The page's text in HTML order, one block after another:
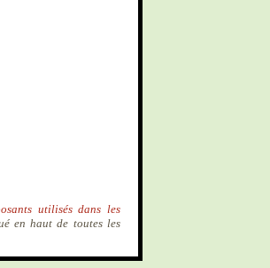
utilisés dans les
en haut de toutes les